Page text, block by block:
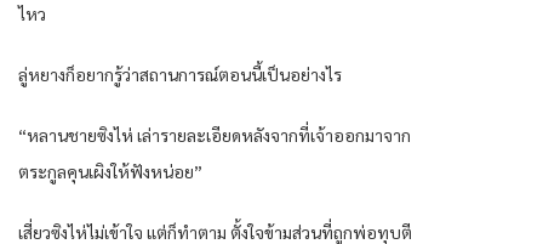
ไหว
ลู่หยางก็อยากรู้ว่าสถานการณ์ตอนนี้เป็นอย่างไร
“หลานชายซิงไห่ เล่ารายละเอียดหลังจากที่เจ้าออกมาจาก
ตระกูลคุนเผิงให้ฟังหน่อย”
เสี่ยวซิงไห่ไม่เข้าใจ แต่ก็ทำตาม ตั้งใจข้ามส่วนที่ถูกพ่อทุบตี